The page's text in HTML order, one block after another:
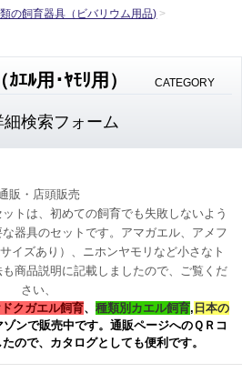
の飼育器具（ビバリウム用品)
ｴﾙ用･ﾔﾓﾘ用） CATEGORY
細検索フォーム
販・店頭販売
トは、初めての飼育でも 失敗しないよう
器具のセットです。 アマガエル、アメフ
イズあり）、ニホンヤモリなど小さなト
商品説明に記載しましたので、ご覧くだ
さい、
クガエル飼育、 種類別カエル飼育, 日本の
ンで販売中です。 通販ページへのＱＲコ
ので、カタログとしても便利です。